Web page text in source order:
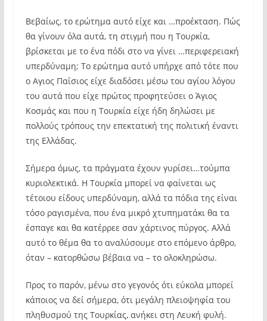
Βεβαίως, το ερώτημα αυτό είχε και …προέκταση. Πώς
θα γίνουν όλα αυτά, τη στιγμή που η Τουρκία,
βρίσκεται με το ένα πόδι στο να γίνει …περιφερειακή
υπερδύναμη; Το ερώτημα αυτό υπήρχε από τότε που
ο Αγιος Παΐσιος είχε διαδόσει μέσω του αγίου λόγου
του αυτά που είχε πρώτος προφητεύσει ο Άγιος
Κοσμάς και που η Τουρκία είχε ήδη δηλώσει με
πολλούς τρόπους την επεκτατική της πολιτική έναντι
της Ελλάδας.
Σήμερα όμως, τα πράγματα έχουν γυρίσει…τούμπα
κυριολεκτικά. Η Τουρκία μπορεί να φαίνεται ως
τέτοιου είδους υπερδύναμη, αλλά τα πόδια της είναι
τόσο ραγισμένα, που ένα μικρό χτυπηματάκι θα τα
έσπαγε και θα κατέρρεε σαν χάρτινος πύργος. Αλλά
αυτό το θέμα θα το αναλύσουμε στο επόμενο άρθρο,
όταν – κατορθώσω βέβαια να – το ολοκληρώσω.
Προς το παρόν, μένω στο γεγονός ότι εύκολα μπορεί
κάποιος να δεί σήμερα, ότι μεγάλη πλειοψηφία του
πληθυσμού της Τουρκίας, ανήκει στη Λευκή φυλή.